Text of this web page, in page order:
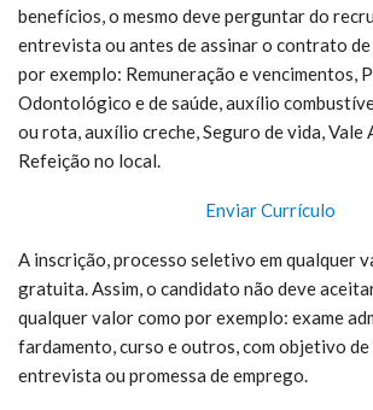
benefícios, o mesmo deve perguntar do
entrevista ou antes de assinar o contrato
por exemplo: Remuneração e vencimentos,
Odontológico e de saúde, auxílio
ou rota, auxílio creche, Seguro de vida, Vale
Refeição no local.
Enviar Currículo
A inscrição, processo seletivo em qualquer
gratuita. Assim, o candidato não deve
qualquer valor como por exemplo: exame
fardamento, curso e outros, com objetivo
entrevista ou promessa de emprego.